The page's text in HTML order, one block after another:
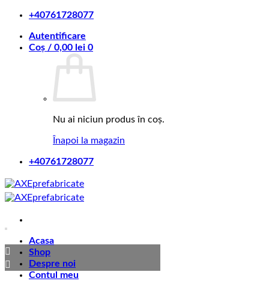
Skip
content
+40761728077
Autentificare
Coș / 0,00 lei 0
Nu ai niciun produs în coș.
Înapoi la magazin
+40761728077
Acasa
Shop
Despre noi
Contul meu